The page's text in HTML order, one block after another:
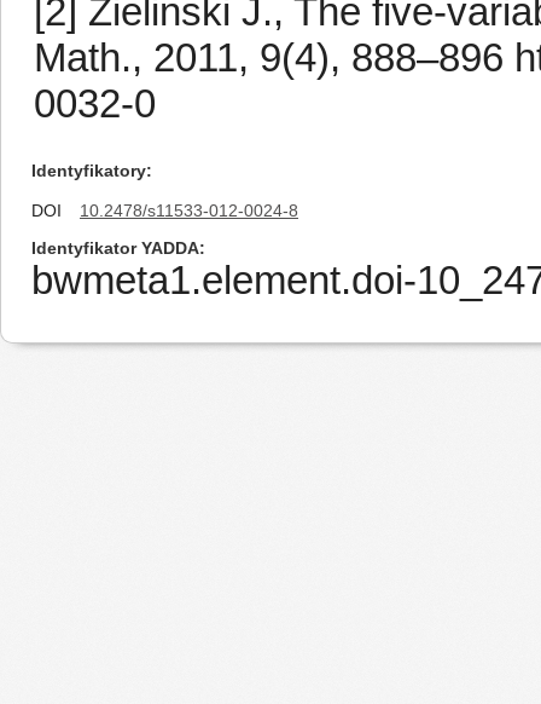
[2] Zielinski J., The five-
Math., 2011, 9(4), 888–896
0032-0
Identyfikatory
DOI
10.2478/s11533-012-0024-8
Identyfikator YADDA
bwmeta1.element.doi-